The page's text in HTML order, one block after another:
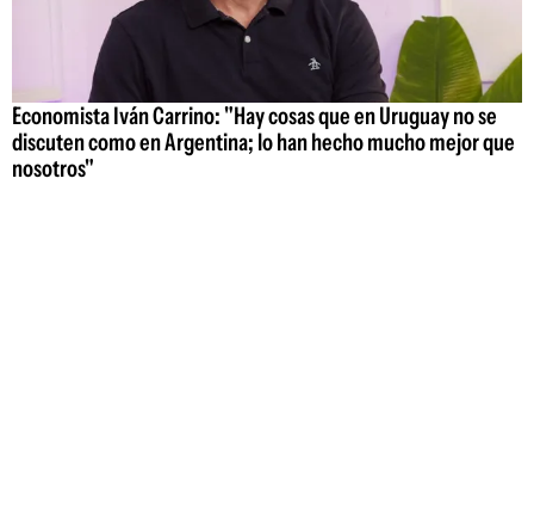
Economista Iván Carrino: "Hay cosas que en Uruguay no se
discuten como en Argentina; lo han hecho mucho mejor que
nosotros"